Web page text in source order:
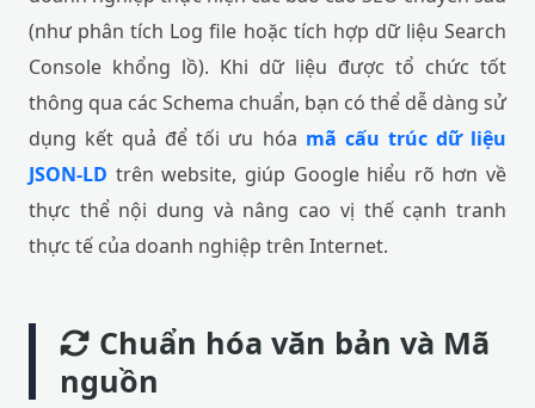
(như phân tích Log file hoặc tích hợp dữ liệu Search
Console khổng lồ). Khi dữ liệu được tổ chức tốt
thông qua các Schema chuẩn, bạn có thể dễ dàng sử
dụng kết quả để tối ưu hóa mã cấu trúc dữ liệu
JSON-LD trên website, giúp Google hiểu rõ hơn về
thực thể nội dung và nâng cao vị thế cạnh tranh
thực tế của doanh nghiệp trên Internet.
Chuẩn hóa văn bản và Mã
nguồn